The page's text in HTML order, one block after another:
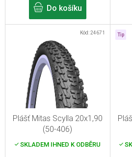
Do košíku
Plášť Mitas Scylla 20x1,90
(50-406)
SKLADEM IHNED K ODBĚRU
Kód:24671 Tip